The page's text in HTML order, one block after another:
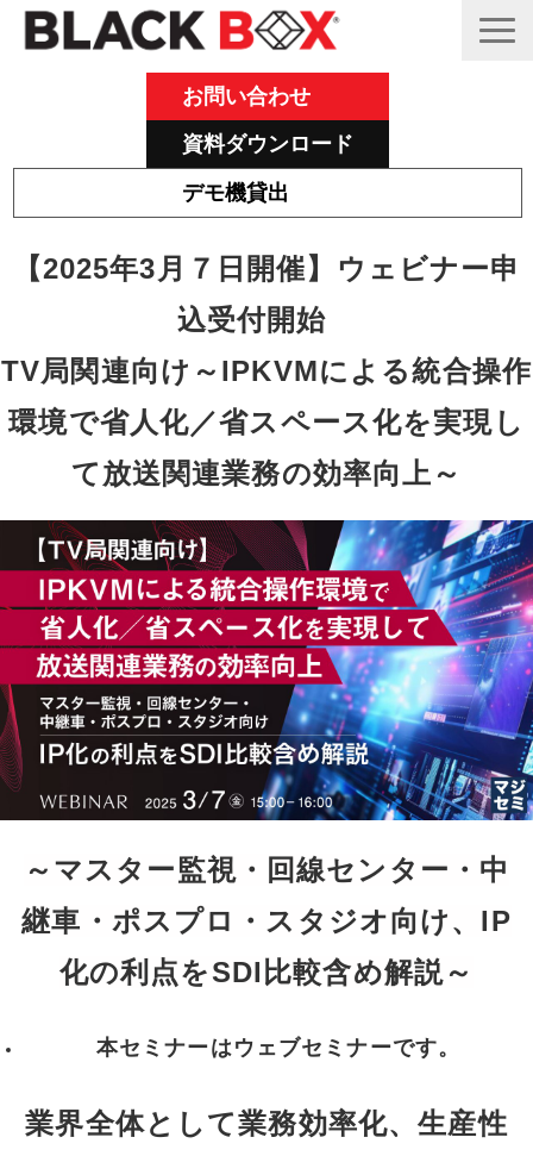
お問い合わせ
資料ダウンロード
デモ機貸出
Emeraldについて
Black Box 製品紹介と活用事例
サポート
ブログ
【2025年3月７日開催】ウェビナー申
込受付開始
TV局関連向け～IPKVMによる統合操作
環境で省人化／省スペース化を実現し
て放送関連業務の効率向上～
～マスター監視・回線センター・中
継車・ポスプロ・スタジオ向け、IP
化の利点をSDI比較含め解説～
本セミナーはウェブセミナーです。
業界全体として業務効率化、生産性